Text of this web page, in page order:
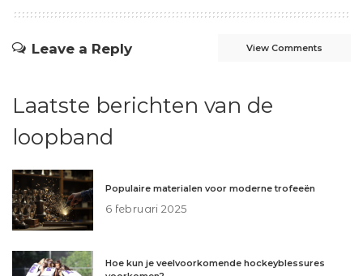
Leave a Reply View Comments
Laatste berichten van de
loopband
Populaire materialen voor moderne trofeeën
6 februari 2025
Hoe kun je veelvoorkomende hockeyblessures